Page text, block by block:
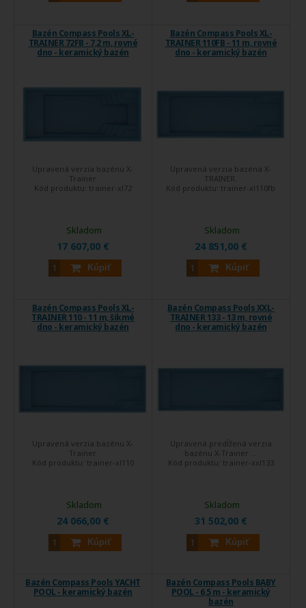
Bazén Compass Pools XL-
TRAINER 72FB - 7,2 m, rovné
dno - keramický bazén
Upravená verzia bazénu X-
Trainer.
Kód produktu: trainer-xl72
17 607,00 €
Kúpiť
Skladom
Bazén Compass Pools XL-
TRAINER 110FB - 11 m, rovné
dno - keramický bazén
Upravená verzia bazéna X-
TRAINER.
Kód produktu: trainer-xl110fb
24 851,00 €
Kúpiť
Skladom
Bazén Compass Pools XL-
TRAINER 110 - 11 m, šikmé
dno - keramický bazén
Upravená verzia bazénu X-
Trainer.
Kód produktu: trainer-xl110
24 066,00 €
Kúpiť
Skladom
Bazén Compass Pools XXL-
TRAINER 133 - 13 m, rovné
dno - keramický bazén
Upravená predĺžená verzia
bazénu X-Trainer ...
Kód produktu: trainer-xxl133
31 502,00 €
Kúpiť
Skladom
Bazén Compass Pools YACHT
POOL - keramický bazén
Bazén Compass Pools BABY
POOL - 6,5 m - keramický
bazén